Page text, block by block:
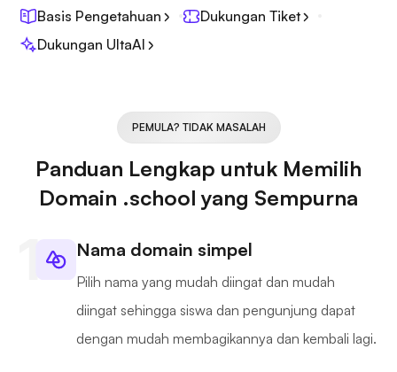
Basis Pengetahuan
Dukungan Tiket
Dukungan UltaAI
PEMULA? TIDAK MASALAH
Panduan Lengkap untuk Memilih
Domain .school yang Sempurna
Nama domain simpel
Pilih nama yang mudah diingat dan mudah
diingat sehingga siswa dan pengunjung dapat
dengan mudah membagikannya dan kembali lagi.